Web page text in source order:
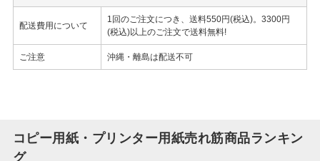
配送費用について
1回のご注文につき、送料550円(税込)。3300円
(税込)以上のご注文で送料無料!
ご注意 沖縄・離島は配送不可
コピー用紙・プリンター用紙売れ筋商品ランキン
グ